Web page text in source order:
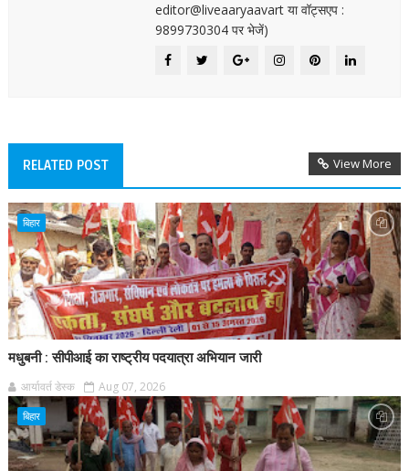
editor@liveaaryaavart या वॉट्सएप :
9899730304 पर भेजें)
RELATED POST View More
बिहार
मधुबनी : सीपीआई का राष्ट्रीय पदयात्रा अभियान जारी
आर्यावर्त डेस्क Aug 07, 2026
बिहार